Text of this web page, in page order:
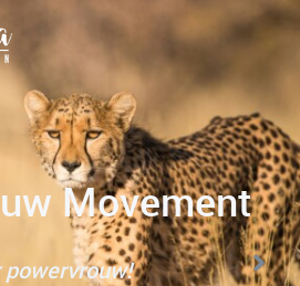
transformatie
jezelf.
doorbreken
Movement
powervrouw!